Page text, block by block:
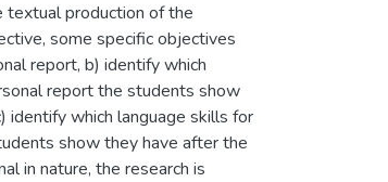
textual production of the
some specific objectives
report, b) identify which
report the students show
identify which language skills for
show they have after the
in nature, the research is